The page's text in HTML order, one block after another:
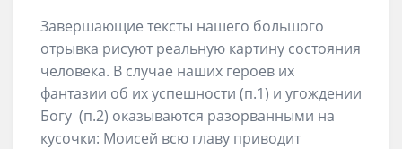
Завершающие тексты нашего большого
отрывка рисуют реальную картину состояния
человека. В случае наших героев их
фантазии об их успешности (п.1) и угождении
Богу (п.2) оказываются разорванными на
кусочки: Моисей всю главу приводит